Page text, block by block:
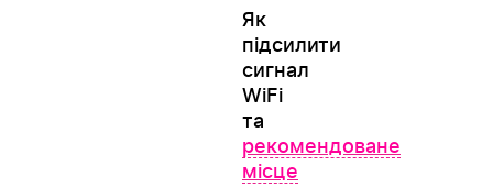
Як
підсилити
сигнал
WiFi
та
рекомендоване
місце